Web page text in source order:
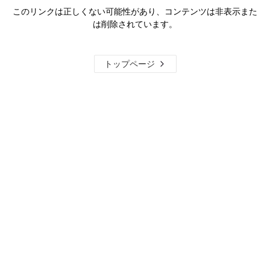
このリンクは正しくない可能性があり、コンテンツは非表示また
は削除されています。
トップページ